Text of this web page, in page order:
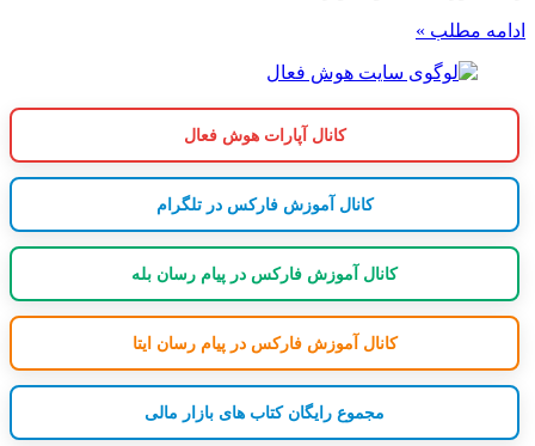
ادامه مطلب »
کانال آپارات هوش فعال
کانال آموزش فارکس در تلگرام
کانال آموزش فارکس در پیام رسان بله
کانال آموزش فارکس در پیام رسان ایتا
مجموع رایگان کتاب های بازار مالی